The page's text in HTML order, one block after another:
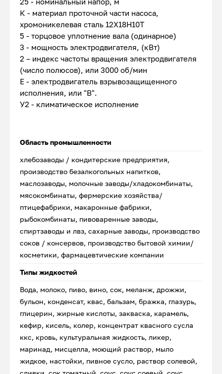
К - материал проточной части насоса,
хромоникелевая сталь 12Х18Н10Т
5 - торцовое уплотнение вала (одинарное)
3 - мощность электродвигателя, (кВт)
2 – индекс частоты вращения электродвигателя
(число полюсов), или 3000 об/мин
Е - электродвигатель взрывозащищенного
исполнения, или "В".
У2 - климатическое исполнение
Область промышленности
хлебозаводы / кондитерские предприятия,
производство безалкогольных напитков,
маслозаводы, молочные заводы/хладокомбинаты,
мясокомбинаты, фермерские хозяйства/
птицефабрики, макаронные фабрики,
рыбокомбинаты, пивоваренные заводы,
спиртзаводы и лвз, сахарные заводы, производство
соков / консервов, производство бытовой химии/
косметики, фармацевтические компании
Типы жидкостей
Вода, молоко, пиво, вино, сок, меланж, дрожжи,
бульон, конденсат, квас, бальзам, бражка, глазурь,
глицерин, жирные кислоты, закваска, карамель,
кефир, кисель, колер, концентрат квасного сусла
ккс, кровь, культуральная жидкость, ликер,
маринад, мисцелла, моющий раствор, мыло
жидкое, настойки, пивное сусло, раствор солевой,